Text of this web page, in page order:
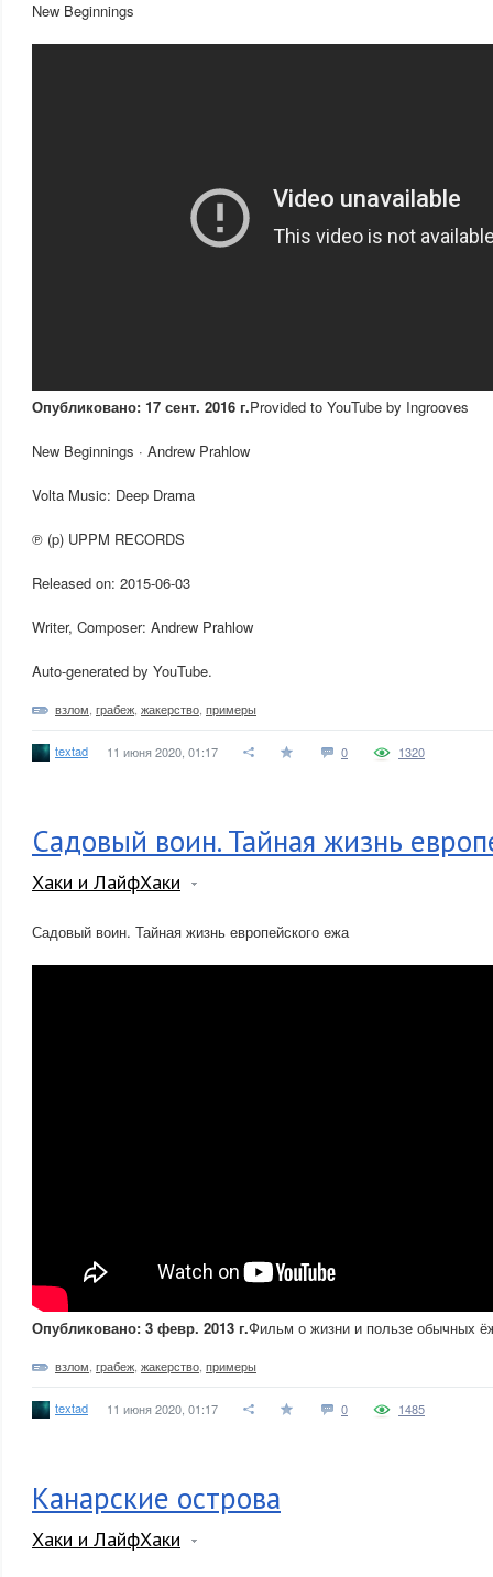
New Beginnings
Опубликовано: 17 сент. 2016 г.Provided to YouTube by Ingrooves
New Beginnings · Andrew Prahlow
Volta Music: Deep Drama
℗ (p) UPPM RECORDS
Released on: 2015-06-03
Writer, Composer: Andrew Prahlow
Auto-generated by YouTube.
взлом грабеж жакерство примеры
textad 11 июня 2020, 01:17 0 1320
Садовый воин. Тайная жизнь
Хаки и ЛайфХаки
Садовый воин. Тайная жизнь европейского ежа
Опубликовано: 3 февр. 2013 г.Фильм о жизни и пользе обычных
взлом грабеж жакерство примеры
textad 11 июня 2020, 01:17 0 1485
Канарские острова
Хаки и ЛайфХаки